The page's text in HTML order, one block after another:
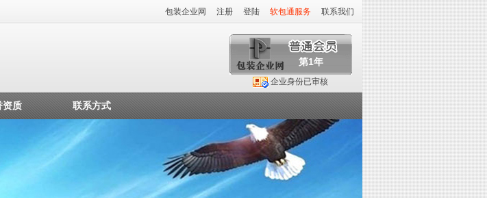
包装企业网 注册 登陆 软包通服务 联系我们
第1年
企业身份已审核
资质 联系方式